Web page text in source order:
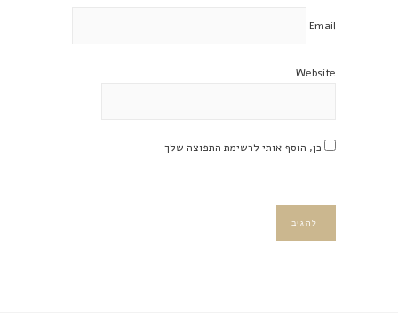
Email
Website
כן, הוסף אותי לרשימת התפוצה שלך